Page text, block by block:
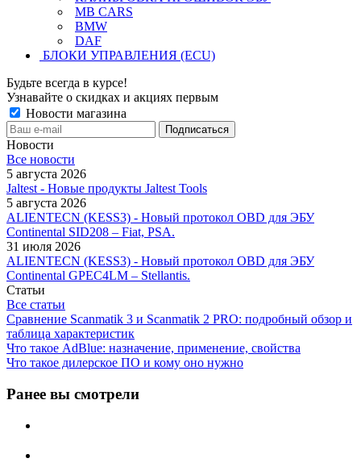
MB CARS
BMW
DAF
БЛОКИ УПРАВЛЕНИЯ (ECU)
Будьте всегда в курсе!
Узнавайте о скидках и акциях первым
Новости магазина
Новости
Все новости
5 августа 2026
Jaltest - Новые продукты Jaltest Tools
5 августа 2026
ALIENTECN (KESS3) - Новый протокол OBD для ЭБУ
Continental SID208 – Fiat, PSA.
31 июля 2026
ALIENTECN (KESS3) - Новый протокол OBD для ЭБУ
Continental GPEC4LM – Stellantis.
Статьи
Все статьи
Сравнение Scanmatik 3 и Scanmatik 2 PRO: подробный обзор и
таблица характеристик
Что такое AdBlue: назначение, применение, свойства
Что такое дилерское ПО и кому оно нужно
Ранее вы смотрели